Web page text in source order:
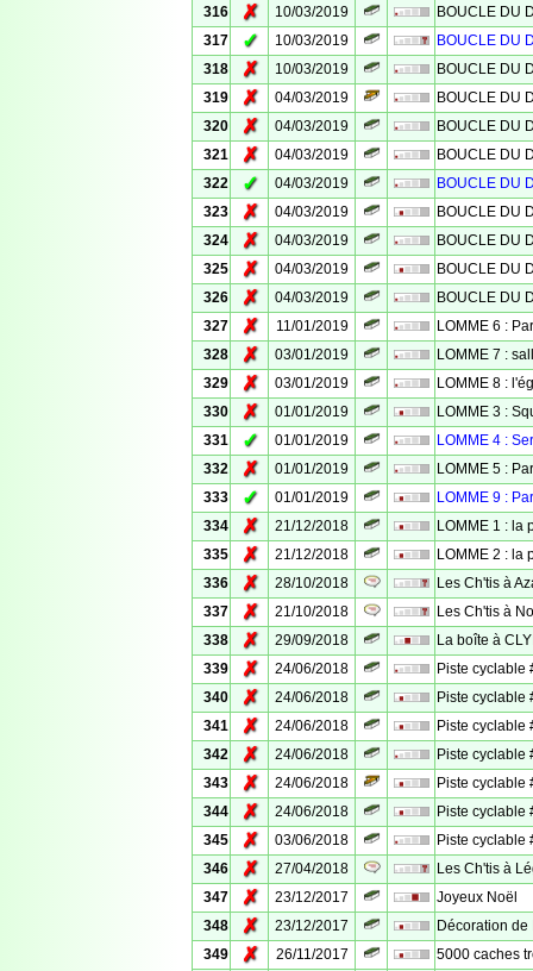
316
✗ 10/03/2019
BOUCLE DU
317
✓ 10/03/2019
BOUCLE DU
318
✗ 10/03/2019
BOUCLE DU
319
✗ 04/03/2019
BOUCLE DU
320
✗ 04/03/2019
BOUCLE DU
321
✗ 04/03/2019
BOUCLE DU
322
✓ 04/03/2019
BOUCLE DU
323
✗ 04/03/2019
BOUCLE DU
324
✗ 04/03/2019
BOUCLE DU
325
✗ 04/03/2019
BOUCLE DU
326
✗ 04/03/2019
BOUCLE DU
327
✗ 11/01/2019
LOMME 6 :
328
✗ 03/01/2019
LOMME 7 :
329
✗ 03/01/2019
LOMME 8 :
330
✗ 01/01/2019
LOMME 3 :
331
✓ 01/01/2019
LOMME 4 :
332
✗ 01/01/2019
LOMME 5 :
333
✓ 01/01/2019
LOMME 9 :
334
✗ 21/12/2018
LOMME 1 : la
335
✗ 21/12/2018
LOMME 2 : la
336
✗ 28/10/2018
Les Ch'tis à
337
✗ 21/10/2018
Les Ch'tis à
338
✗ 29/09/2018
La boîte à
339
✗ 24/06/2018
Piste cyclable
340
✗ 24/06/2018
Piste cyclable
341
✗ 24/06/2018
Piste cyclable
342
✗ 24/06/2018
Piste cyclable
343
✗ 24/06/2018
Piste cyclable
344
✗ 24/06/2018
Piste cyclable
345
✗ 03/06/2018
Piste cyclable
346
✗ 27/04/2018
Les Ch'tis à
347
✗ 23/12/2017
Joyeux Noël
348
✗ 23/12/2017
Décoration de
349
✗ 26/11/2017
5000 caches